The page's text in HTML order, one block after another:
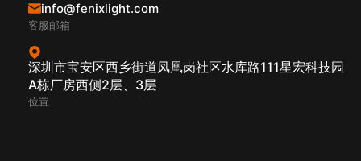
info@fenixlight.com
客服邮箱
深圳市宝安区西乡街道凤凰岗社区水库路111星宏科技园
A栋厂房西侧2层、3层
位置